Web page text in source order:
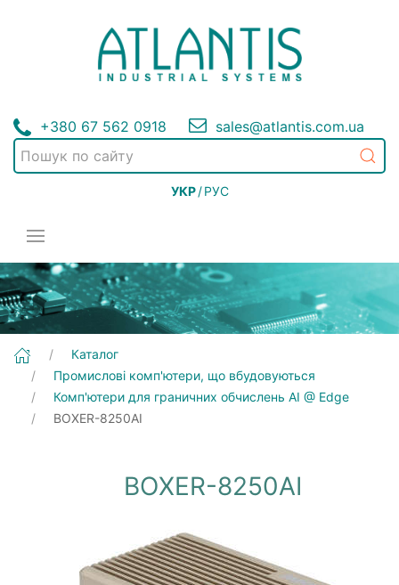
+380 67 562 0918 sales@atlantis.com.ua
УКР / РУС
Каталог
Промислові комп'ютери, що вбудовуються
Комп'ютери для граничних обчислень AI @ Edge
BOXER-8250AI
BOXER-8250AI